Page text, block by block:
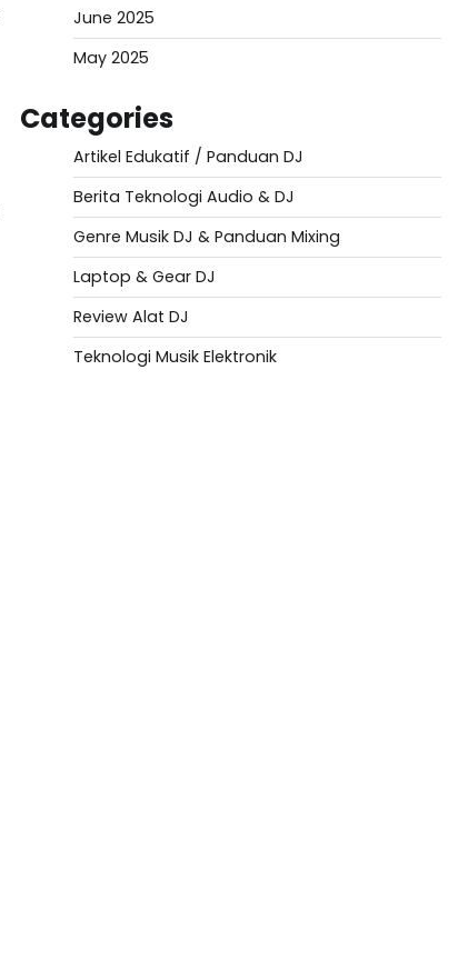
June 2025
May 2025
Categories
Artikel Edukatif / Panduan DJ
Berita Teknologi Audio & DJ
Genre Musik DJ & Panduan Mixing
Laptop & Gear DJ
Review Alat DJ
Teknologi Musik Elektronik